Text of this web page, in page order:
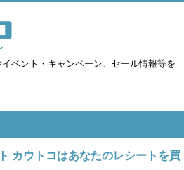
ベント・キャンペーン、セール情報等を
カウトコはあなたのレシートを買